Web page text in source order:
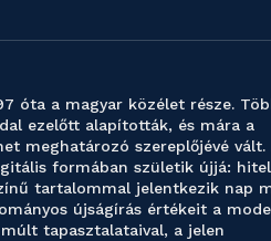
óta a magyar közélet része.
ezelőtt alapították, és mára a
meghatározó szereplőjévé vált.
formában születik újjá:
tartalommal jelentkezik nap
újságírás értékeit a
tapasztalataival, a jelen